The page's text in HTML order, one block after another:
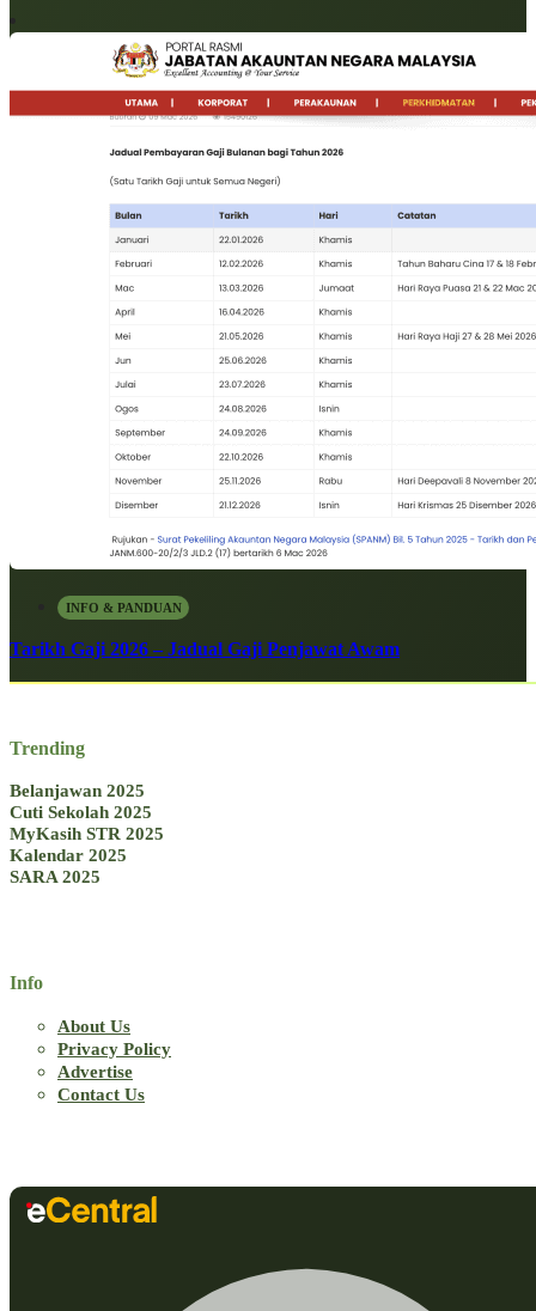
INFO & PANDUAN
Tarikh Gaji 2026 – Jadual Gaji Penjawat Awam
Trending
Belanjawan 2025
Cuti Sekolah 2025
MyKasih STR 2025
Kalendar 2025
SARA 2025
Info
About Us
Privacy Policy
Advertise
Contact Us